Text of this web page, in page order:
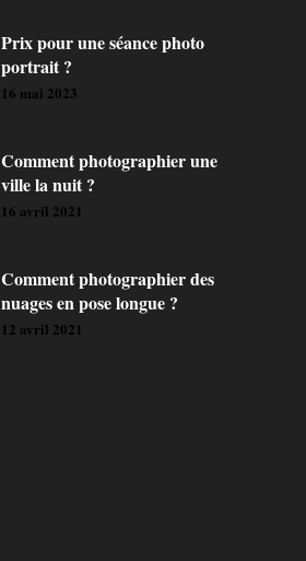
Prix pour une séance photo
portrait ?
16 mai 2023
Comment photographier une
ville la nuit ?
16 avril 2021
Comment photographier des
nuages en pose longue ?
12 avril 2021